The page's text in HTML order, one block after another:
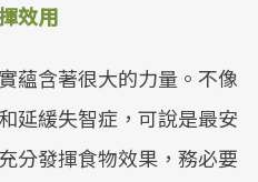
效用
蘊含著很大的力量。不像
延緩失智症，可說是最安
分發揮食物效果，務必要